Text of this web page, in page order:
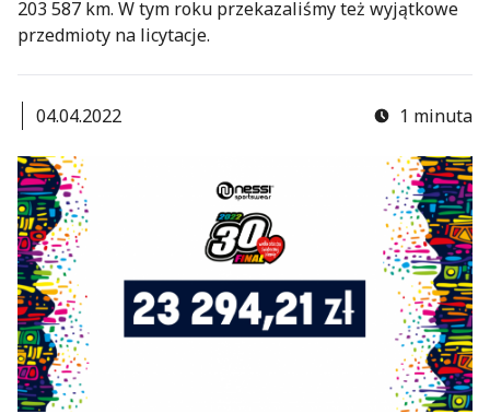
203 587 km. W tym roku przekazaliśmy też wyjątkowe
przedmioty na licytacje.
04.04.2022 1 minuta